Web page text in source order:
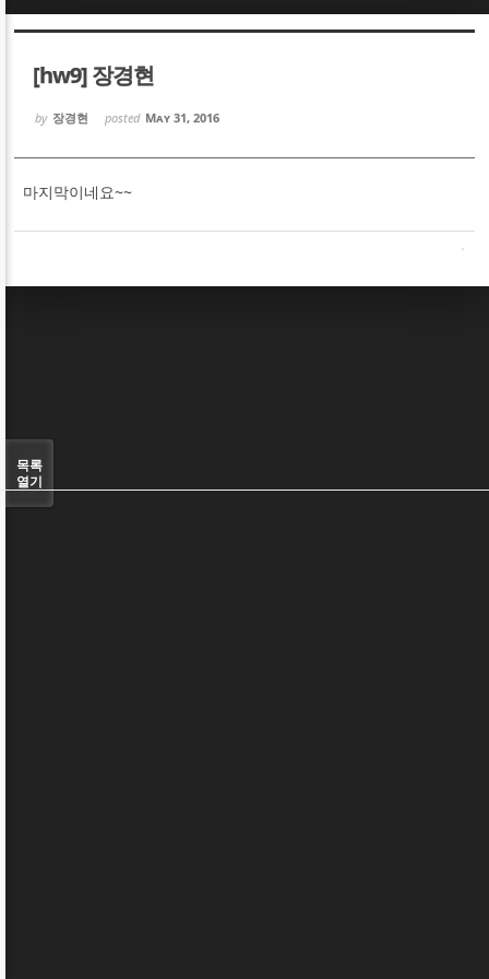
[hw9] 장경현
by 장경현 posted May 31, 2016
마지막이네요~~
목록
열기
Sketchbook5, 스케치북5
Sketchbook5, 스케치북5
Sketchbook5, 스케치북5
Sketchbook5, 스케치북5